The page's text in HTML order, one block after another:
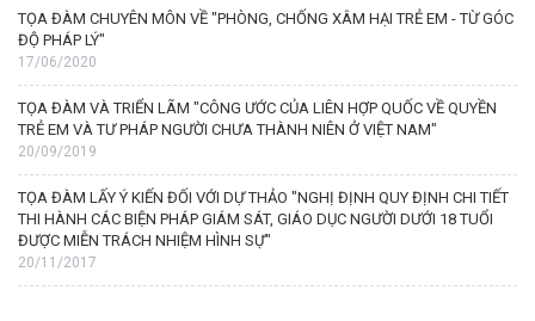
TỌA ĐÀM CHUYÊN MÔN VỀ "PHÒNG, CHỐNG XÂM HẠI TRẺ EM - TỪ GÓC
ĐỘ PHÁP LÝ"
17/06/2020
TỌA ĐÀM VÀ TRIỂN LÃM "CÔNG ƯỚC CỦA LIÊN HỢP QUỐC VỀ QUYỀN
TRẺ EM VÀ TƯ PHÁP NGƯỜI CHƯA THÀNH NIÊN Ở VIỆT NAM"
20/09/2019
TỌA ĐÀM LẤY Ý KIẾN ĐỐI VỚI DỰ THẢO "NGHỊ ĐỊNH QUY ĐỊNH CHI TIẾT
THI HÀNH CÁC BIỆN PHÁP GIÁM SÁT, GIÁO DỤC NGƯỜI DƯỚI 18 TUỔI
ĐƯỢC MIỄN TRÁCH NHIỆM HÌNH SỰ"
20/11/2017